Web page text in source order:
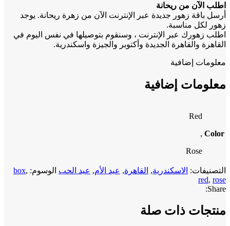
اطلب الآن من ريحانة
أرسل باقة زهور جديدة عبر الإنترنت الآن من زهرة ريحانة. يوجد
زهور لكل مناسبة.
اطلب زهورك عبر الإنترنت ، وسنقوم بتوصيلها في نفس اليوم في
القاهرة والقاهرة الجديدة وأكتوبر والجيزة واسكندرية.
معلومات إضافية
معلومات إضافية
Color
Red
,
Rose
التصنيفات: الاسكندرية, القاهرة, عيد الأم, عيد الحب الوسوم: box,
red, rose
Share:
منتجات ذات صلة